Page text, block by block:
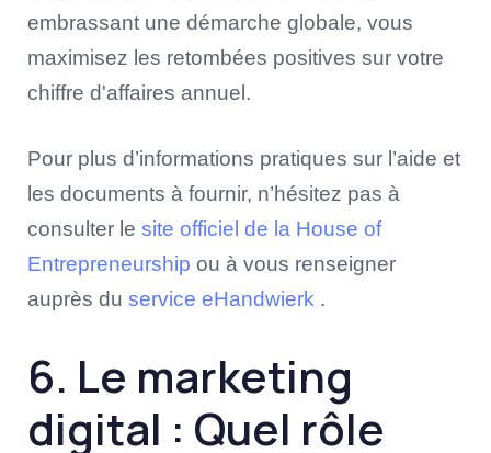
embrassant une démarche globale, vous
maximisez les retombées positives sur votre
chiffre d'affaires annuel.
Pour plus d’informations pratiques sur l’aide et
les documents à fournir, n’hésitez pas à
consulter le site officiel de la House of
Entrepreneurship ou à vous renseigner
auprès du service eHandwierk .
6. Le marketing
digital : Quel rôle